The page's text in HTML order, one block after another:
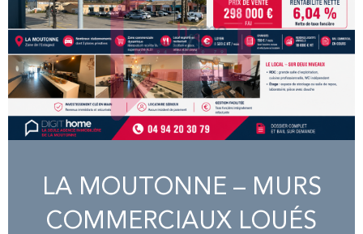
LA MOUTONNE – MURS
COMMERCIAUX LOUÉS